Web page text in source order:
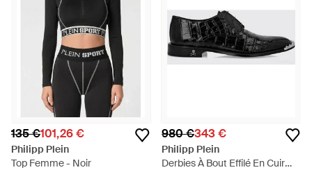
135 €101,26 €
Philipp Plein
Top Femme - Noir
980 €343 €
Philipp Plein
Derbies À Bout Effilé En Cuir